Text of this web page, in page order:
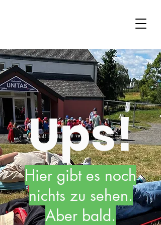
Ups!
Hier gibt es noch
nichts zu sehen.
Aber bald.